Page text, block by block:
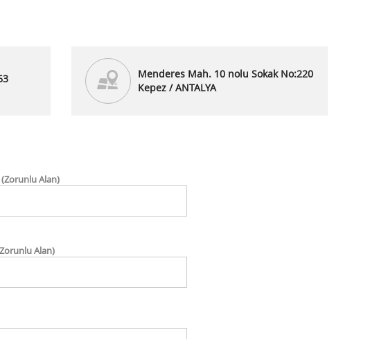
Menderes Mah. 10 nolu Sokak No:220
Kepez / ANTALYA
(Zorunlu Alan)
Alan)